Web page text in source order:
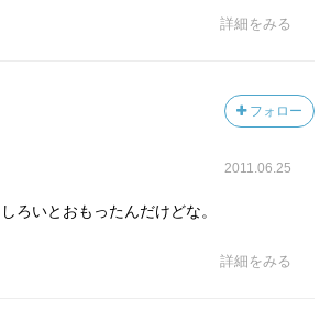
詳細をみる
フォロー
2011.06.25
ろいとおもったんだけどな。
詳細をみる